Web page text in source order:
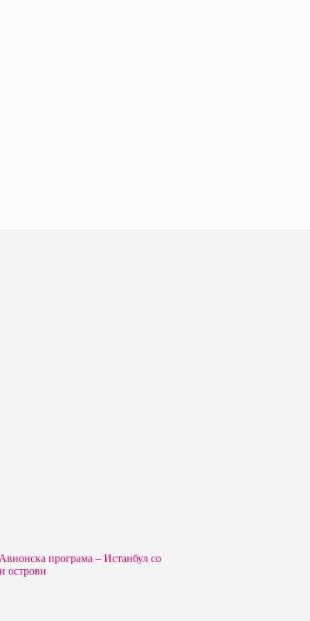
програма – Истанбул со
острови